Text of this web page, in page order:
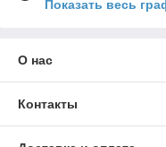
Показать весь
О нас
Контакты